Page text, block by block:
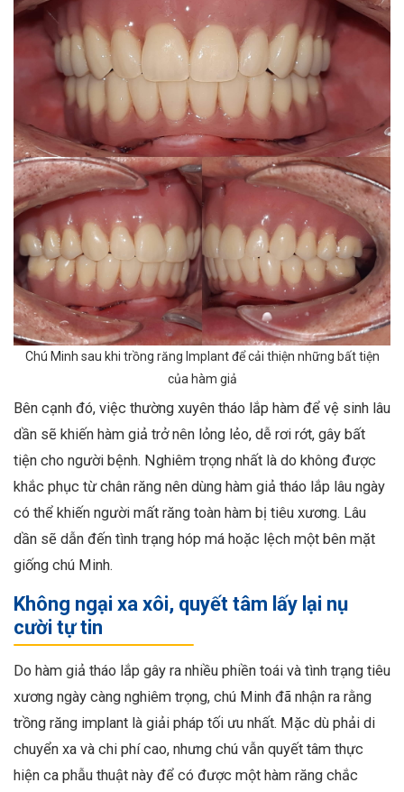
Chú Minh sau khi trồng răng Implant để cải thiện những bất tiện
của hàm giả
Bên cạnh đó, việc thường xuyên tháo lắp hàm để vệ sinh lâu
dần sẽ khiến hàm giả trở nên lỏng lẻo, dễ rơi rớt, gây bất
tiện cho người bệnh. Nghiêm trọng nhất là do không được
khắc phục từ chân răng nên dùng hàm giả tháo lắp lâu ngày
có thể khiến người mất răng toàn hàm bị tiêu xương. Lâu
dần sẽ dẫn đến tình trạng hóp má hoặc lệch một bên mặt
giống chú Minh.
Không ngại xa xôi, quyết tâm lấy lại nụ
cười tự tin
Do hàm giả tháo lắp gây ra nhiều phiền toái và tình trạng tiêu
xương ngày càng nghiêm trọng, chú Minh đã nhận ra rằng
trồng răng implant là giải pháp tối ưu nhất. Mặc dù phải di
chuyển xa và chi phí cao, nhưng chú vẫn quyết tâm thực
hiện ca phẫu thuật này để có được một hàm răng chắc